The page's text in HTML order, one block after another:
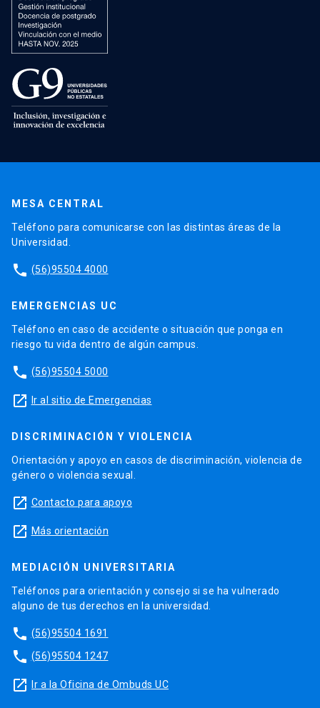
MESA CENTRAL
Teléfono para comunicarse con las distintas áreas de la
Universidad.
phone (56)95504 4000
EMERGENCIAS UC
Teléfono en caso de accidente o situación que ponga en
riesgo tu vida dentro de algún campus.
phone (56)95504 5000
launch Ir al sitio de Emergencias
DISCRIMINACIÓN Y VIOLENCIA
Orientación y apoyo en casos de discriminación, violencia de
género o violencia sexual.
launch Contacto para apoyo
launch Más orientación
MEDIACIÓN UNIVERSITARIA
Teléfonos para orientación y consejo si se ha vulnerado
alguno de tus derechos en la universidad.
phone (56)95504 1691
phone (56)95504 1247
launch Ir a la Oficina de Ombuds UC